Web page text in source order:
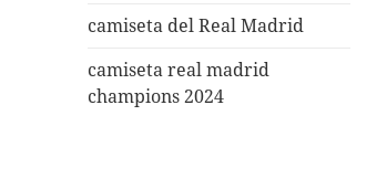
camiseta del Real Madrid
camiseta real madrid
champions 2024